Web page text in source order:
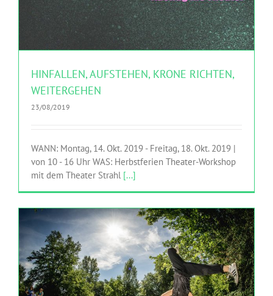
HINFALLEN, AUFSTEHEN, KRONE RICHTEN,
WEITERGEHEN
23/08/2019
WANN: Montag, 14. Okt. 2019 - Freitag, 18. Okt. 2019 |
von 10 - 16 Uhr WAS: Herbstferien Theater-Workshop
mit dem Theater Strahl [...]
SOMMERFERIEN TANZWORKSHOP: CONTEMPORARY
MEETS KAMPFSPORT UND HIP HOP